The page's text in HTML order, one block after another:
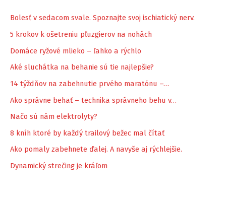
Bolesť v sedacom svale. Spoznajte svoj ischiatický nerv.
5 krokov k ošetreniu pľuzgierov na nohách
Domáce ryžové mlieko – ľahko a rýchlo
Aké sluchátka na behanie sú tie najlepšie?
14 týždňov na zabehnutie prvého maratónu –…
Ako správne behať – technika správneho behu v…
Načo sú nám elektrolyty?
8 kníh ktoré by každý trailový bežec mal čítať
Ako pomaly zabehnete ďalej. A navyše aj rýchlejšie.
Dynamický strečing je kráľom